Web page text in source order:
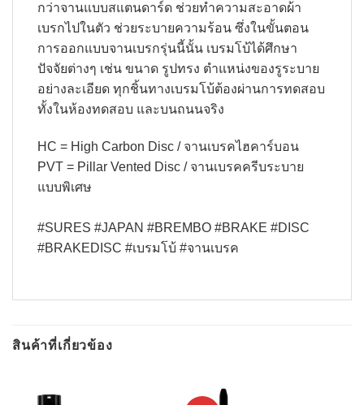
กว่าจานแบบสแตนดาร์ด ช่วยทำความสะอาดผ้า
เบรกไปในตัว ช่วยระบายความร้อน ซึ่งในขั้นตอน
การออกแบบจานเบรกรุ่นนี้นั้น เบรมโบ้ได้ศึกษา
ปัจจัยต่างๆ เช่น ขนาด รูปทรง ตำแหน่งของรูระบาย
อย่างละเอียด ทุกชิ้นทางเบรมโบ้ต้องผ่านการทดสอบ
ทั้งในห้องทดสอบ และบนถนนจริง
HC = High Carbon Disc / จานเบรคไฮคาร์บอน
PVT = Pillar Vented Disc / จานเบรคครีบระบาย
แบบพิเศษ
#SURES #JAPAN #BREMBO #BRAKE #DISC
#BRAKEDISC #เบรมโบ้ #จานเบรค
สินค้าที่เกี่ยวข้อง